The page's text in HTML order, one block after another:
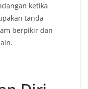
ketika
tanda
berpikir dan